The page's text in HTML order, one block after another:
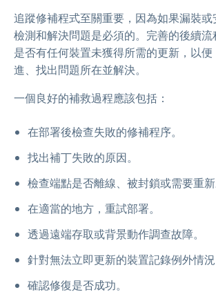
追蹤修補程式至關重要，因為如果漏裝
檢測和解決問題是必須的。完善的後續
是否有任何裝置未獲得所需的更新，以便
進、找出問題所在並解決。
一個良好的補救過程應該包括：
在部署後檢查失敗的修補程序。
找出補丁失敗的原因。
檢查端點是否離線、被封鎖或需要重新
在適當的地方，重試部署。
透過遠端存取或背景動作調查故障。
針對無法立即更新的裝置記錄例外情況
確認修復是否成功。